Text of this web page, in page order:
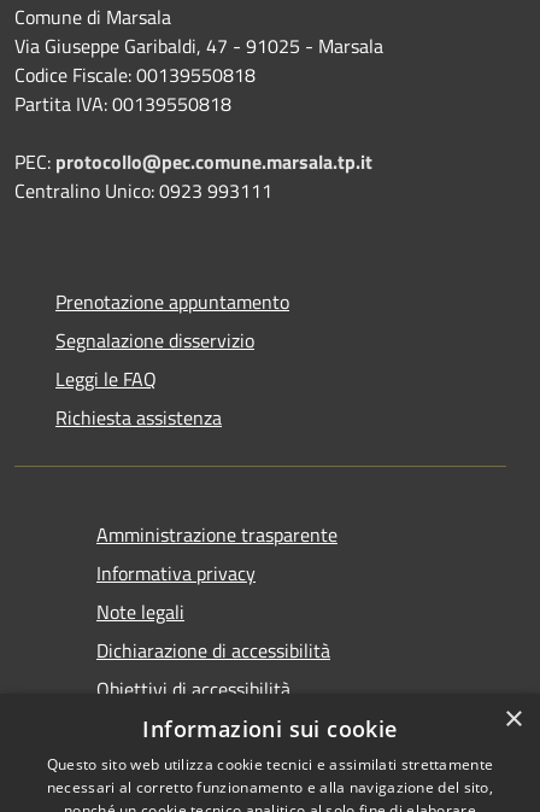
Comune di Marsala
Via Giuseppe Garibaldi, 47 - 91025 - Marsala
Codice Fiscale: 00139550818
Partita IVA: 00139550818
PEC: protocollo@pec.comune.marsala.tp.it
Centralino Unico: 0923 993111
Prenotazione appuntamento
Segnalazione disservizio
Leggi le FAQ
Richiesta assistenza
Amministrazione trasparente
Informativa privacy
Note legali
Dichiarazione di accessibilità
Obiettivi di accessibilità
×
Informazioni sui cookie
Questo sito web utilizza cookie tecnici e assimilati strettamente
necessari al corretto funzionamento e alla navigazione del sito,